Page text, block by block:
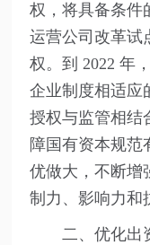
权，将具备条件
运营公司改革试
权。到 2022 年
企业制度相适应
授权与监管相结
障国有资本规范
优做大，不断增
制力、影响力和
二、优化出